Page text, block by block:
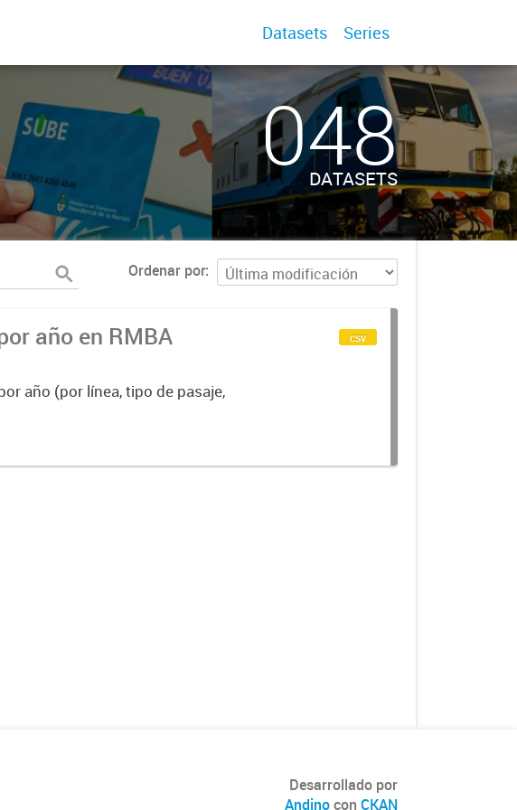
Datasets Series
048
DATASETS
Ordenar por
año en RMBA
año (por línea, tipo de pasaje,
csv
Desarrollado por
Andinocon CKAN